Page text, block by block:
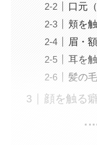
口元
頬を
眉・
耳を
髪の
顔を触る